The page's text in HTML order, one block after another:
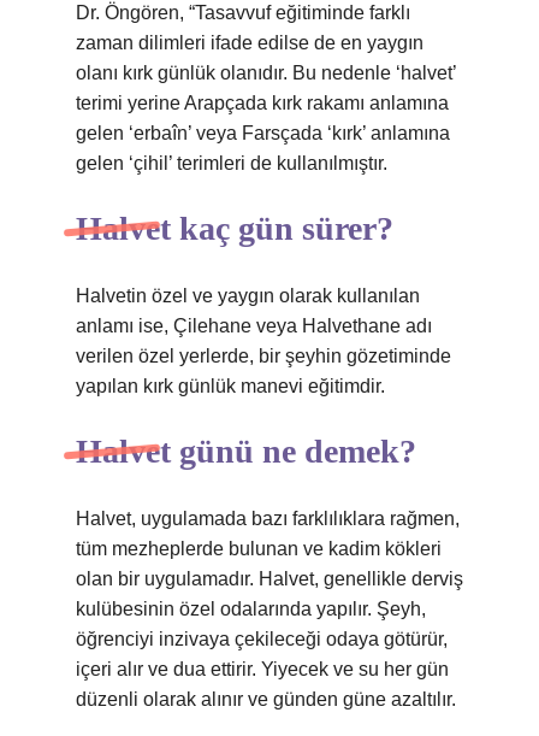
Dr. Öngören, “Tasavvuf eğitiminde farklı
zaman dilimleri ifade edilse de en yaygın
olanı kırk günlük olanıdır. Bu nedenle ‘halvet’
terimi yerine Arapçada kırk rakamı anlamına
gelen ‘erbaîn’ veya Farsçada ‘kırk’ anlamına
gelen ‘çihil’ terimleri de kullanılmıştır.
Halvet kaç gün sürer?
Halvetin özel ve yaygın olarak kullanılan
anlamı ise, Çilehane veya Halvethane adı
verilen özel yerlerde, bir şeyhin gözetiminde
yapılan kırk günlük manevi eğitimdir.
Halvet günü ne demek?
Halvet, uygulamada bazı farklılıklara rağmen,
tüm mezheplerde bulunan ve kadim kökleri
olan bir uygulamadır. Halvet, genellikle derviş
kulübesinin özel odalarında yapılır. Şeyh,
öğrenciyi inzivaya çekileceği odaya götürür,
içeri alır ve dua ettirir. Yiyecek ve su her gün
düzenli olarak alınır ve günden güne azaltılır.